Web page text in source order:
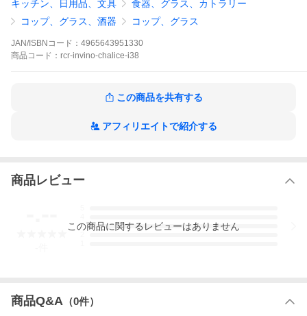
【素材、材質】
・無鉛クリスタル
【原産国】
・イタリア
爆買
キッチン、日用品、文具
食器、グラス、カトラリー
コップ、グラス、酒器
コップ、グラス
JAN/ISBNコード： 4965643951330
商品 コード： rcr-invino-chalice-i38
この商品を共有する
アフィリエイトで紹介する
商品レビュー
3
この商品に関するレビューはありません
商品Q&A （0件）